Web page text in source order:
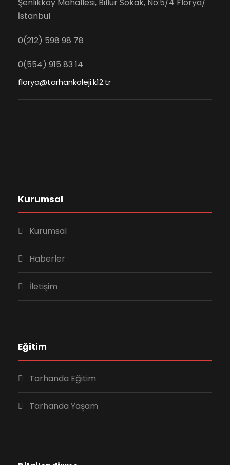
İstanbul
0(212) 598 98 78
0(554) 915 83 14
florya@tarhankoleji.k12.tr
Kurumsal
Kurumsal
Haberler
İletişim
Eğitim
Tarhanda Eğitim
Tarhanda Yaşam